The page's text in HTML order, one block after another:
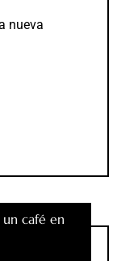
nueva
café en